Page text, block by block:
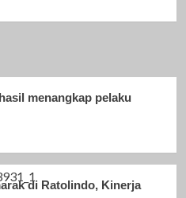
menangkap pelaku
di Ratolindo, Kinerja